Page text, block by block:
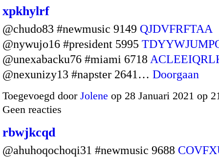
xpkhylrf
@chudo83 #newmusic 9149 QJDVFRFTAA
@nywujo16 #president 5995
@unexabacku76 #miami 6718
@nexunizy13 #napster 2641… Doorgaan
Toegevoegd door Jolene op 28 Januari 2021 op
Geen reacties
rbwjkcqd
@ahuhoqochoqi31 #newmusic 9688